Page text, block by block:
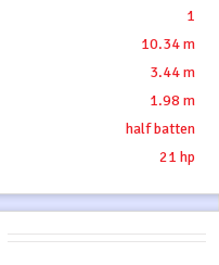
1
10.34 m
3.44 m
1.98 m
half batten
21 hp